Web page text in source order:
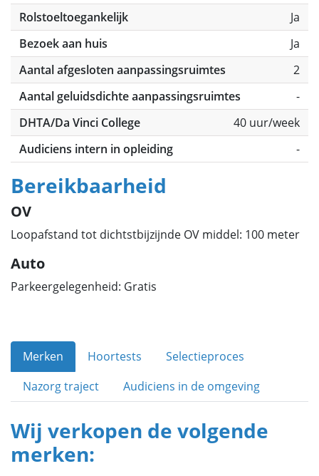
Rolstoeltoegankelijk
Ja
Bezoek aan huis
Ja
Aantal afgesloten aanpassingsruimtes
2
Aantal geluidsdichte aanpassingsruimtes
-
DHTA/Da Vinci College
40 uur/week
Audiciens intern in opleiding
-
Bereikbaarheid
OV
Loopafstand tot dichtstbijzijnde OV middel: 100 meter
Auto
Parkeergelegenheid: Gratis
Merken Hoortests
Selectieproces
Nazorg traject
Audiciens in de omgeving
Wij verkopen de volgende
merken: